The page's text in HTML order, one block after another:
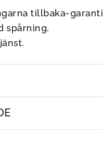
tillbaka-garanti
spårning.